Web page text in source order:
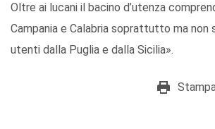
Oltre ai lucani il bacino d’utenza
Campania e Calabria soprattutto ma non
utenti dalla Puglia e dalla Sicilia».